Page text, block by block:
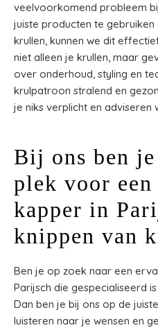
veelvoorkomend probleem
juiste producten te
krullen, kunnen we dit
niet alleen je krullen, maar
over onderhoud, styling en
krulpatroon stralend en
je niks verplicht en adviseren
Bij ons ben
plek voor een
kapper in
knippen van
Ben je op zoek naar een
Parijsch die gespecialiseerd
Dan ben je bij ons op de
luisteren naar je wensen en